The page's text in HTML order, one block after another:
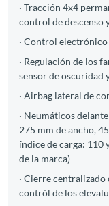
· Tracción 4x4
control de descenso
· Control
· Regulación de los
sensor de oscuridad
· Airbag lateral de
· Neumáticos
275 mm de ancho,
índice de carga: 110
de la marca)
· Cierre
contról de los